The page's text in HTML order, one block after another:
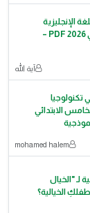
الإنجليزية
للصف الثالث الابتدائي الترم الثاني 2026 PDF –
آية الله
تكنولوجيا
الابتدائي
mohamed halem
لـ "الخيال
الخيالية؟